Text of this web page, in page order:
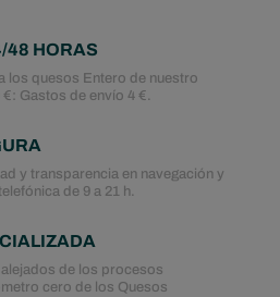
48 HORAS
los quesos Entero de nuestro
Gastos de envío 4 €.
y transparencia en navegación y
de 9 a 21 h.
de los procesos
cero de los Quesos